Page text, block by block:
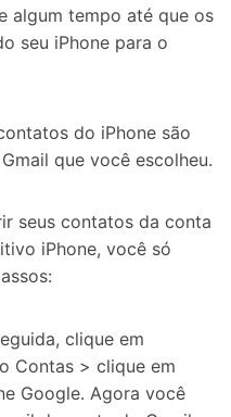
algum tempo até que os
seu iPhone para o
do iPhone são
que você escolheu.
seus contatos da conta
iPhone, você só
clique em
Contas > clique em
Google. Agora você